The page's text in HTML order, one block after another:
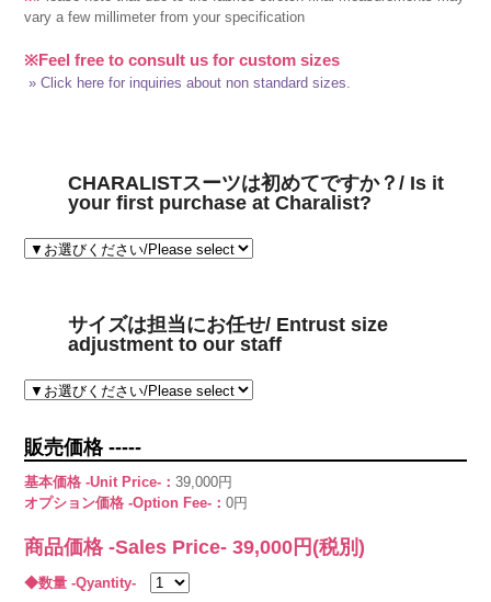
vary a few millimeter from your specification
※Feel free to consult us for custom sizes
» Click here for inquiries about non standard sizes.
CHARALISTスーツは初めてですか？/ Is it
your first purchase at Charalist?
サイズは担当にお任せ/ Entrust size
adjustment to our staff
販売価格 -----
基本価格 -Unit Price-：39,000円
オプション価格 -Option Fee-：0円
商品価格 -Sales Price-39,000 円(税別)
◆数量 -Qyantity-